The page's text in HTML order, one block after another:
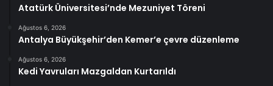
Atatürk Üniversitesi’nde Mezuniyet Töreni
Ağustos 6, 2026
Antalya Büyükşehir’den Kemer’e çevre düzenleme
Ağustos 6, 2026
Kedi Yavruları Mazgaldan Kurtarıldı